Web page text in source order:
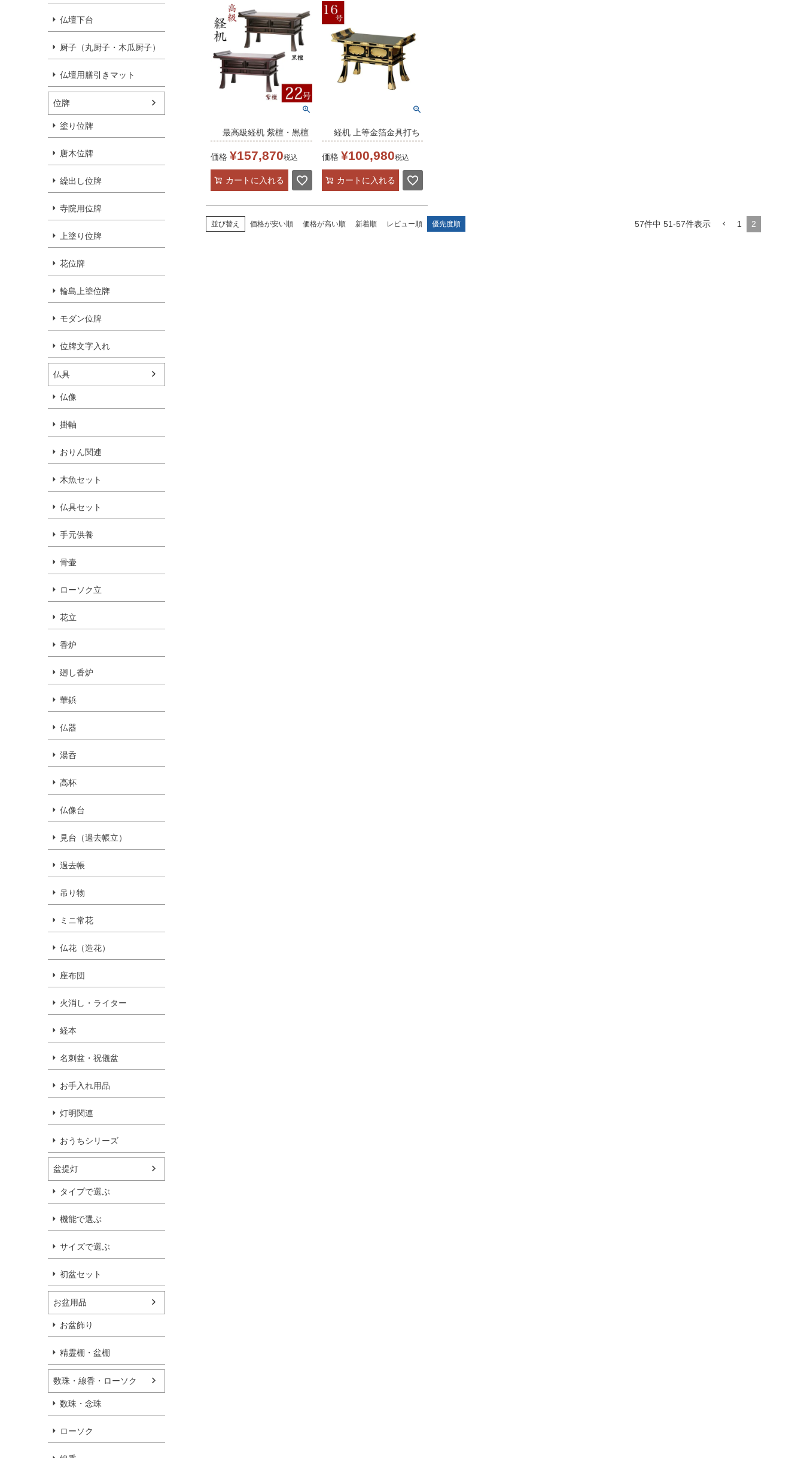
仏壇下台
厨子（丸厨子・木瓜厨子）
仏壇用膳引きマット
位牌
塗り位牌
唐木位牌
繰出し位牌
寺院用位牌
上塗り位牌
花位牌
輪島上塗位牌
モダン位牌
位牌文字入れ
仏具
仏像
掛軸
おりん関連
木魚セット
仏具セット
手元供養
骨壷
ローソク立
花立
香炉
廻し香炉
華鋲
仏器
湯呑
高杯
仏像台
見台（過去帳立）
過去帳
吊り物
ミニ常花
仏花（造花）
座布団
火消し・ライター
経本
名刺盆・祝儀盆
お手入れ用品
灯明関連
おうちシリーズ
盆提灯
タイプで選ぶ
機能で選ぶ
サイズで選ぶ
初盆セット
お盆用品
お盆飾り
精霊棚・盆棚
数珠・線香・ローソク
数珠・念珠
ローソク
精霊棚
仏具 テーブル
最高級経机 紫檀・黒檀
総ムク材 22号 幅68cm
無垢材 日蓮宗 正宗 仏
壇 仏具 テーブル
価格 ¥157,870税込
カートに入れる
経机 上等金箔金具打ち
中京型 16号
御供机 黒塗り 浄土真宗
お東 大谷派 仏壇前机
仏壇 仏具 テーブル
価格 ¥100,980税込
カートに入れる
並び替え 価格が安い順 価格が高い順 新着順 レビュー順 優先度順 57件中 51-57件表示 1 2